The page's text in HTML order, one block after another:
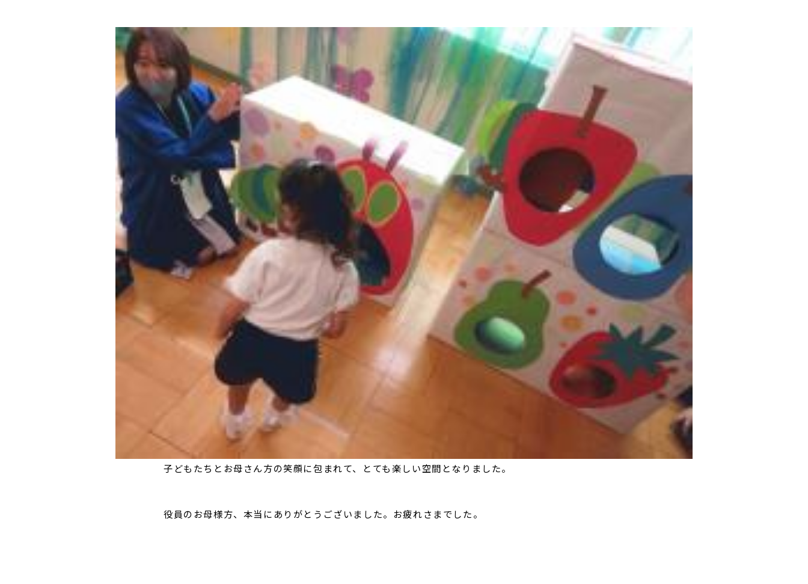
子どもたちとお母さん方の笑顔に包まれて、とても楽しい空間となりました。
役員のお母様方、本当にありがとうございました。お疲れさまでした。